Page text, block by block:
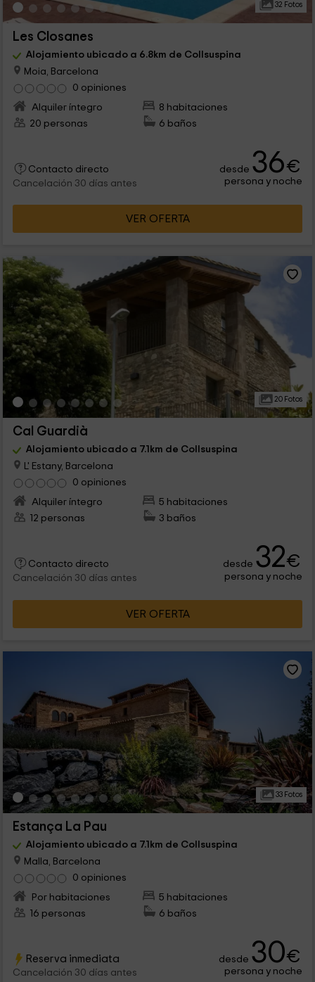
32 Fotos
Les Closanes
Alojamiento ubicado a 6.8km de Collsuspina
Moia, Barcelona
0 opiniones
Alquiler íntegro
8 habitaciones
20 personas
6 baños
Contacto directo
Cancelación 30 días antes
desde 36€
persona y noche
VER OFERTA
20 Fotos
Cal Guardià
Alojamiento ubicado a 7.1km de Collsuspina
L' Estany, Barcelona
0 opiniones
Alquiler íntegro
5 habitaciones
12 personas
3 baños
Contacto directo
Cancelación 30 días antes
desde 32€
persona y noche
VER OFERTA
33 Fotos
Estança La Pau
Alojamiento ubicado a 7.1km de Collsuspina
Malla, Barcelona
0 opiniones
Por habitaciones
5 habitaciones
16 personas
6 baños
Reserva inmediata
Cancelación 30 días antes
desde 30€
persona y noche